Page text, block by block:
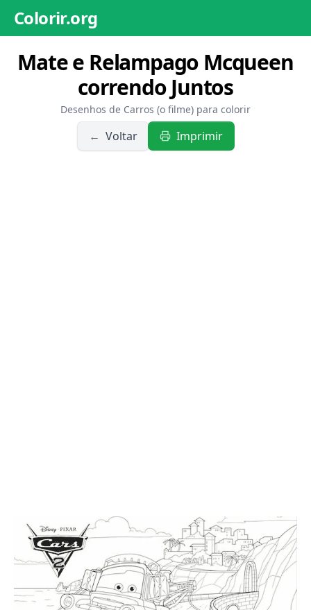
Colorir.org
Mate e Relampago Mcqueen
correndo Juntos
Desenhos de Carros (o filme) para colorir
← Voltar Imprimir